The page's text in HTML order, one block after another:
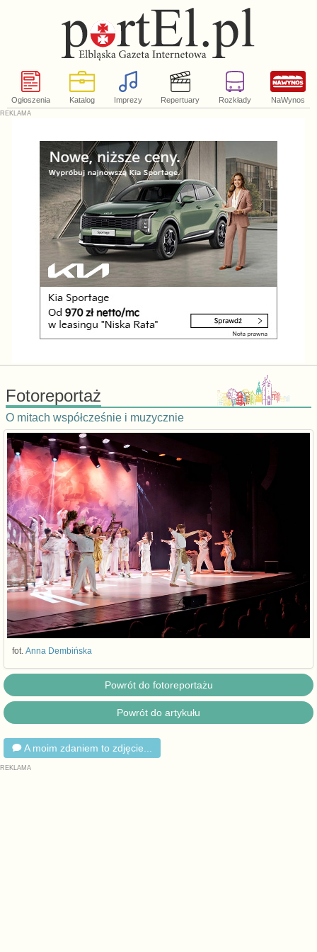
Ogłoszenia Katalog Imprezy Repertuary Rozkłady NaWynos
Fotoreportaż
O mitach współcześnie i muzycznie
fot. Anna Dembińska
Powrót do fotoreportażu
Powrót do artykułu
A moim zdaniem to zdjęcie...